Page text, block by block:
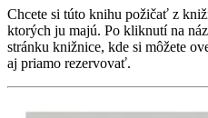
Chcete si túto knihu požičať z
ktorých ju majú. Po kliknutí na
stránku knižnice, kde si môžete
aj priamo rezervovať.